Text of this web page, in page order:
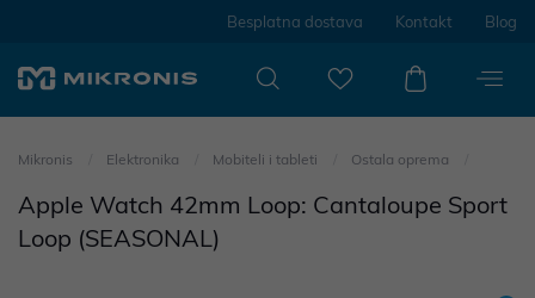
Besplatna dostava Kontakt Blog
Mikronis Elektronika Mobiteli i tableti Ostala oprema
Apple Watch 42mm Loop: Cantaloupe Sport
Loop (SEASONAL)